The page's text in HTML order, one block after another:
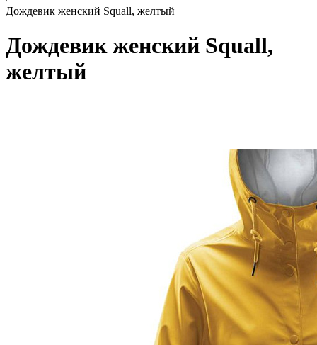
Дождевик женский Squall, желтый
Дождевик женский Squall,
желтый